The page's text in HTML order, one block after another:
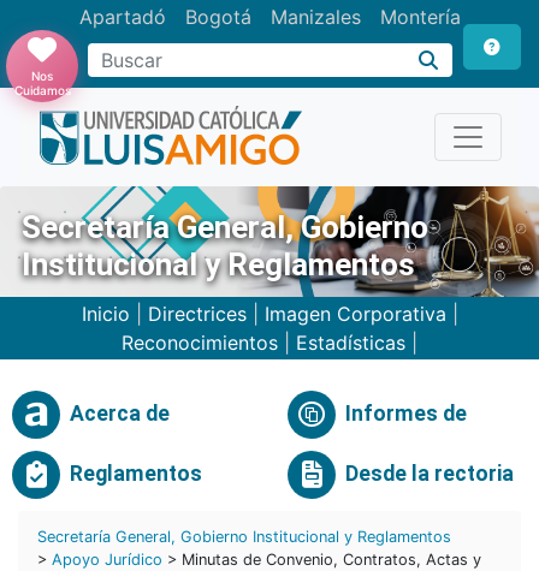
Apartadó Bogotá Manizales Montería
Buscar
Nos
Cuidamos
Secretaría General, Gobierno
Institucional y Reglamentos
Inicio Directrices| Imagen Corporativa
Reconocimientos
Estadísticas
Acerca de Informes de
Reglamentos Desde la rectoria
Secretaría General, Gobierno Institucional y Reglamentos
> Apoyo Jurídico > Minutas de Convenio, Contratos, Actas y